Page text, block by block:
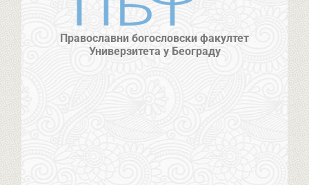
Православни богословски факултет
Универзитета у Београду